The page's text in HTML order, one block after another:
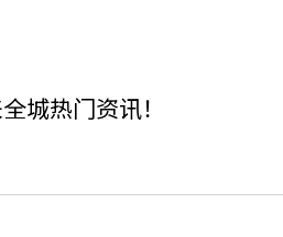
城热门资讯！